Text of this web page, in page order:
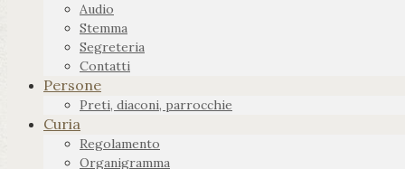
Audio
Stemma
Segreteria
Contatti
Persone
Preti, diaconi, parrocchie
Curia
Regolamento
Organigramma